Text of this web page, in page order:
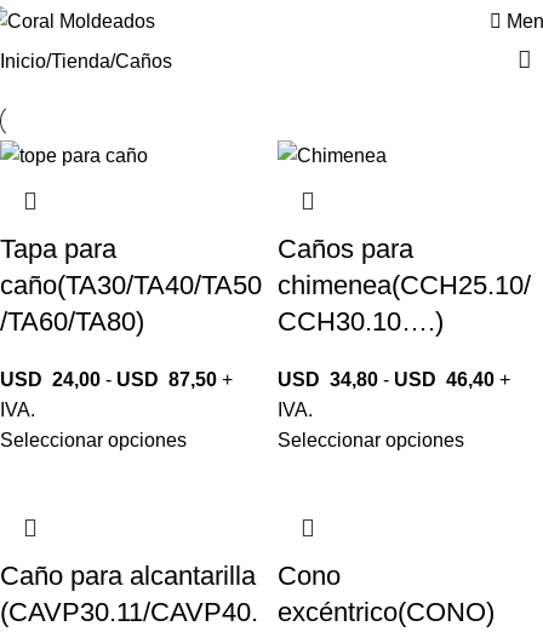
Inicio Tienda Caños
Tapa para
caño(TA30/TA40/TA50
/TA60/TA80)
USD 24,00 - USD 87,50 +
IVA.
Seleccionar opciones
Caños para
chimenea(CCH25.10/
CCH30.10….)
USD 34,80 - USD 46,40 +
IVA.
Seleccionar opciones
Caño para alcantarilla
(CAVP30.11/CAVP40.
Cono
excéntrico(CONO)